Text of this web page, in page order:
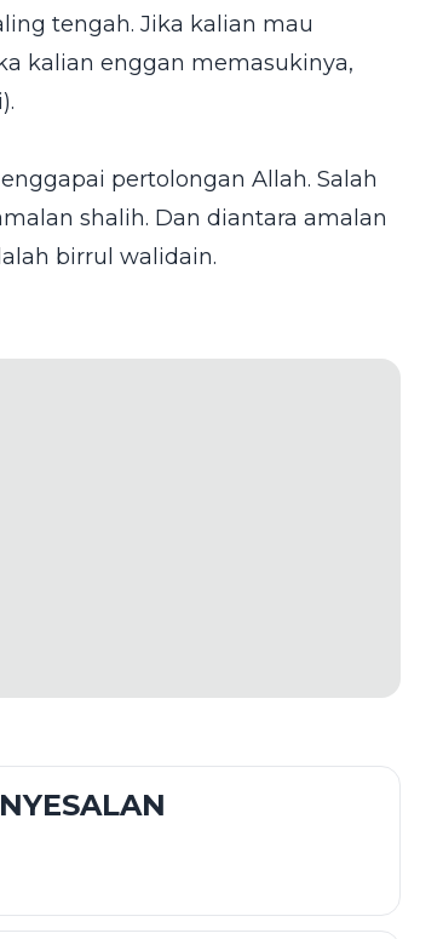
tengah. Jika kalian mau
kalian enggan memasukinya,
pertolongan Allah. Salah
shalih. Dan diantara amalan
birrul walidain.